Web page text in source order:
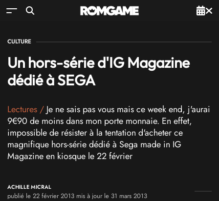
CULTURE
Un hors-série d'IG Magazine
dédié à SEGA
Lectures / Je ne sais pas vous mais ce week end, j'aurai
9€90 de moins dans mon porte monnaie. En effet,
impossible de résister à la tentation d'acheter ce
magnifique hors-série dédié à Sega made in IG
Magazine en kiosque le 22 février
ACHILLE MICRAL
publié le 22 février 2013 mis à jour le 31 mars 2013